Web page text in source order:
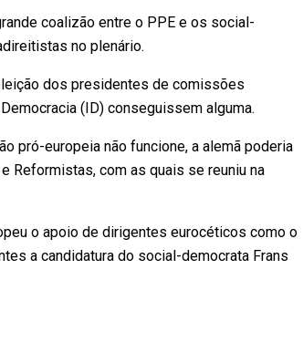
coalizão entre o PPE e os social-
no plenário.
dos presidentes de comissões
(ID) conseguissem alguma.
pró-europeia não funcione, a alemã poderia
Reformistas, com as quais se reuniu na
o apoio de dirigentes eurocéticos como o
a candidatura do social-democrata Frans